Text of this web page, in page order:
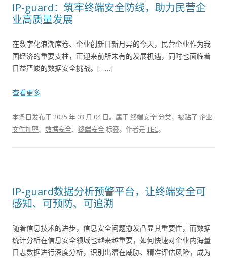
IP-guard：筑牢终端安全防线，助力民营企
业高质量发展
在数字化浪潮席卷、企业创新日新月异的今天，民营企业作为我
国经济的重要支柱，正迎来前所未有的发展机遇，同时也面临着
日益严峻的数据安全挑战。[……]
查看更多
本条目发布于2025 年 03 月 04 日。属于终端安全分类，被贴了 企业
文件加密、 数据安全、 终端安全标签。 作者是TEC。
IP-guard数据分析预警平台，让终端安全可
感知、可预防、可追溯
随着信息技术的进步，信息安全问题愈发凸显其重要性，而数据
统计分析在信息安全领域也越来越重要，如何快速对企业内海量
日志数据进行深度分析，识别出潜在威胁、精准评估风险，成为